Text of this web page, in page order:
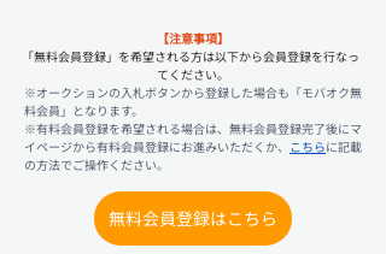
【注意事項】
｢無料会員登録」を希望される方は以下から会員登録を行なっ
てください。
※オークションの入札ボタンから登録した場合も「モバオク無
料会員」となります。
※有料会員登録を希望される場合は、無料会員登録完了後にマ
イページから有料会員登録にお進みいただくか、 こちらに記載
の方法でご操作ください。
無料会員登録はこちら